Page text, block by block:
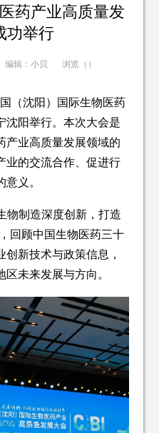
药产业高质量发
功举行
编辑：小贝 浏览（ ）
沈阳）国际生物医药
沈阳举行。本次大会是
产业高质量发展领域的
业的交流合作、促进行
义。
制造深度创新，打造
回顾中国生物医药三十
新技术与政策信息，
未来发展与方向。